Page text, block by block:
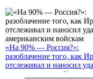
«На 90% — Россия?»:
разоблачение того, как
отслеживал и наносил
американским войскам